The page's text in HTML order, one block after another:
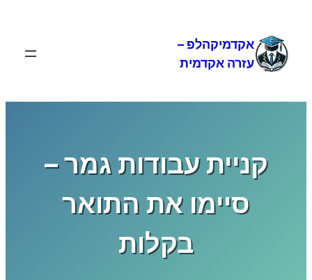
אקדמיקהלפ –
עזרה אקדמית
קניית עבודות גמר –
סיימו את התואר
בקלות